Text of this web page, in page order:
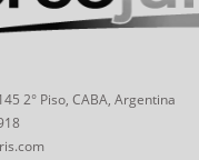
2° Piso, CABA, Argentina